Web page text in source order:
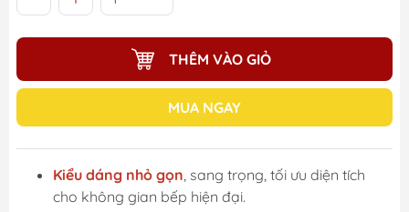
THÊM VÀO GIỎ
MUA NGAY
Kiểu dáng nhỏ gọn, sang trọng, tối ưu diện tích
cho không gian bếp hiện đại.